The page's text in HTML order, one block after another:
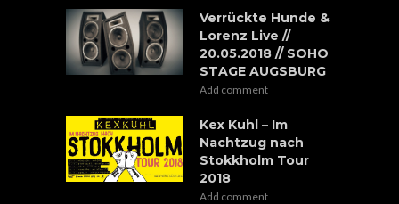
Verrückte Hunde &
Lorenz Live //
20.05.2018 // SOHO
STAGE AUGSBURG
Add comment
Kex Kuhl – Im
Nachtzug nach
Stokkholm Tour
2018
Add comment